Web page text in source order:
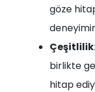
göze
birlikte
hitap